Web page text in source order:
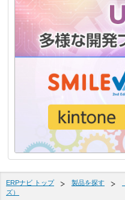
ERPナビ トップ 製品を探す
ズ）